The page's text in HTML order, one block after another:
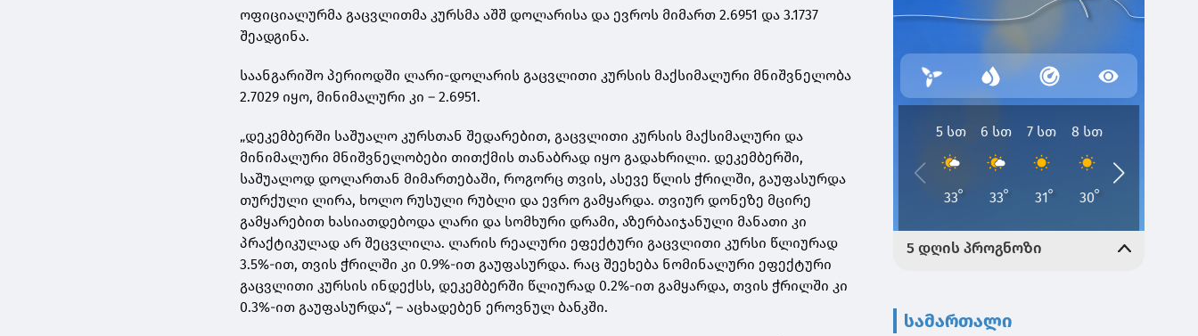
ოფიციალურმა გაცვლითმა კურსმა აშშ დოლარისა და ევროს მიმართ 2.6951 და 3.1737
შეადგინა.
საანგარიშო პერიოდში ლარი-დოლარის გაცვლითი კურსის მაქსიმალური მნიშვნელობა
2.7029 იყო, მინიმალური კი – 2.6951.
„დეკემბერში საშუალო კურსთან შედარებით, გაცვლითი კურსის მაქსიმალური და
მინიმალური მნიშვნელობები თითქმის თანაბრად იყო გადახრილი. დეკემბერში,
საშუალოდ დოლართან მიმართებაში, როგორც თვის, ასევე წლის ჭრილში, გაუფასურდა
თურქული ლირა, ხოლო რუსული რუბლი და ევრო გამყარდა. თვიურ დონეზე მცირე
გამყარებით ხასიათდებოდა ლარი და სომხური დრამი, აზერბაიჯანული მანათი კი
პრაქტიკულად არ შეცვლილა. ლარის რეალური ეფექტური გაცვლითი კურსი წლიურად
3.5%-ით, თვის ჭრილში კი 0.9%-ით გაუფასურდა. რაც შეეხება ნომინალური ეფექტური
გაცვლითი კურსის ინდექსს, დეკემბერში წლიურად 0.2%-ით გამყარდა, თვის ჭრილში კი
0.3%-ით გაუფასურდა“, – აცხადებენ ეროვნულ ბანკში.
სამართალი